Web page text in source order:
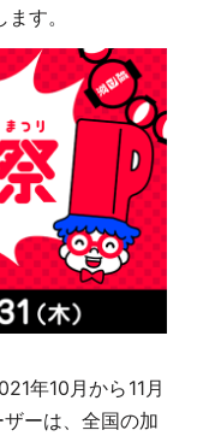
す。
年10月から11月
ーは、全国の加